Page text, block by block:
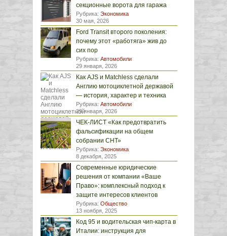
секционные ворота для гаража
Рубрика: Экономика
30 мая, 2026
Ford Transit второго поколения:
почему этот «работяга» жив до
сих пор
Рубрика: Автомобили
29 января, 2026
Как AJS и Matchless сделали
Англию мотоциклетной державой
— история, характер и техника
Рубрика: Автомобили
29 января, 2026
ЧЕК-ЛИСТ «Как предотвратить
фальсификации на общем
собрании СНТ»
Рубрика: Экономика
8 декабря, 2025
Современные юридические
решения от компании «Ваше
Право»: комплексный подход к
защите интересов клиентов
Рубрика: Общество
13 ноября, 2025
Код 95 и водительская чип-карта в
Италии: инструкция для